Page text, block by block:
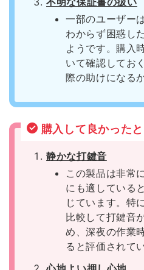
一部のユーザー
わからず困惑し
ようです。購入
いて確認してお
際の助けになる
購入して良かった
静かな打鍵音
この製品は非常
にも適している
じています。特
比較して打鍵音
め、深夜の作業
ると評価されて